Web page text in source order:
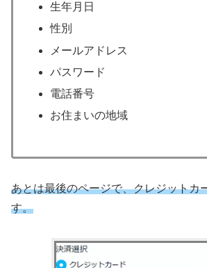
生年月日
性別
メールアドレス
パスワード
電話番号
お住まいの地域
あとは最後のページで、クレジットカ
す。